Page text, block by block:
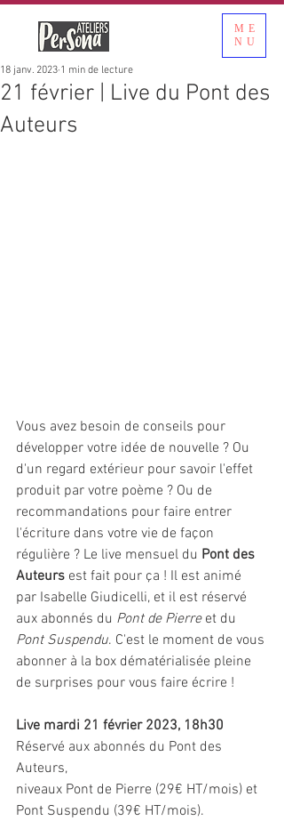
ME
NU
21 février | Live du Pont des
Auteurs
18 janv. 2023 1 min de lecture
Vous avez besoin de conseils pour
développer votre idée de nouvelle ? Ou
d'un regard extérieur pour savoir l'effet
produit par votre poème ? Ou de
recommandations pour faire entrer
l'écriture dans votre vie de façon
régulière ? Le live mensuel du Pont des
Auteurs est fait pour ça ! Il est animé
par Isabelle Giudicelli, et il est réservé
aux abonnés du Pont de Pierre et du
Pont Suspendu. C'est le moment de vous
abonner à la box dématérialisée pleine
de surprises pour vous faire écrire !
Live mardi 21 février 2023, 18h30
Réservé aux abonnés du Pont des
Auteurs,
niveaux Pont de Pierre (29€ HT/mois) et
Pont Suspendu (39€ HT/mois).